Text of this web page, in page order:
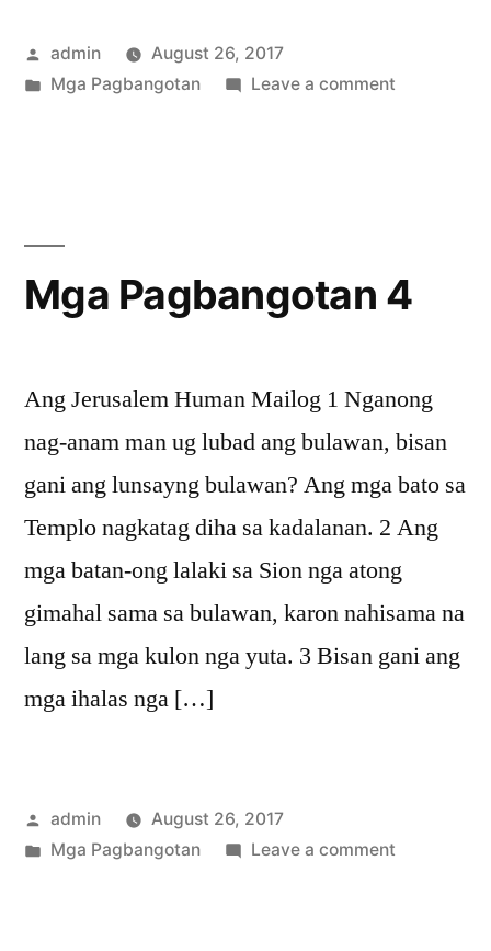
Posted
by
admin
August 26, 2017
Posted
Mga Pagbangotan Leave a commenton
Mga Pagbangotan 4
Ang Jerusalem Human Mailog 1 Nganong
nag-anam man ug lubad ang bulawan, bisan
gani ang lunsayng bulawan? Ang mga bato sa
Templo nagkatag diha sa kadalanan. 2 Ang
mga batan-ong lalaki sa Sion nga atong
gimahal sama sa bulawan, karon nahisama na
lang sa mga kulon nga yuta. 3 Bisan gani ang
mga ihalas nga […]
Posted
by
admin
August 26, 2017
Posted
Mga Pagbangotan Leave a commenton